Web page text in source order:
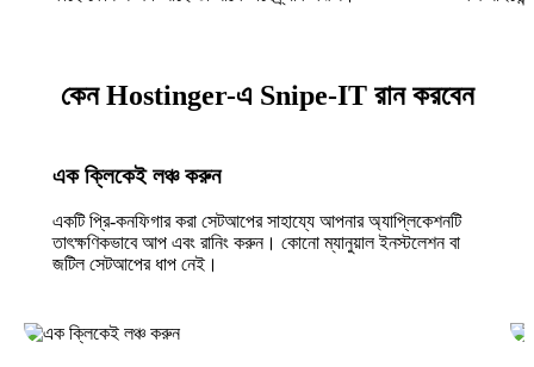
কেন Hostinger-এ Snipe-IT রান করবেন
এক ক্লিকেই লঞ্চ করুন
একটি প্রি-কনফিগার করা সেটআপের সাহায্যে আপনার অ্যাপ্লিকেশনটি
তাৎক্ষণিকভাবে আপ এবং রানিং করুন। কোনো ম্যানুয়াল ইনস্টলেশন বা
জটিল সেটআপের ধাপ নেই।